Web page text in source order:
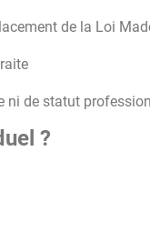
de la Loi
ni de statut
?